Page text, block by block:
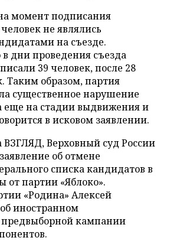
момент подписания
не являлись
на съезде.
дни проведения съезда
39 человек, после 28
Таким образом, партия
существенное нарушение
еще на стадии выдвижения и
в исковом заявлении.
ВЗГЛЯД, Верховный суд России
об отмене
списка кандидатов в
от партии «Яблоко».
«Родина» Алексей
об иностранном
кампании